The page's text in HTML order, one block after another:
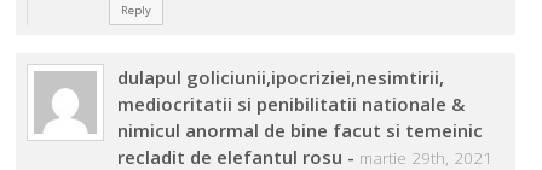
Reply
dulapul goliciunii,ipocriziei,nesimtirii,
mediocritatii si penibilitatii nationale &
nimicul anormal de bine facut si temeinic
recladit de elefantul rosu - martie 29th, 2021